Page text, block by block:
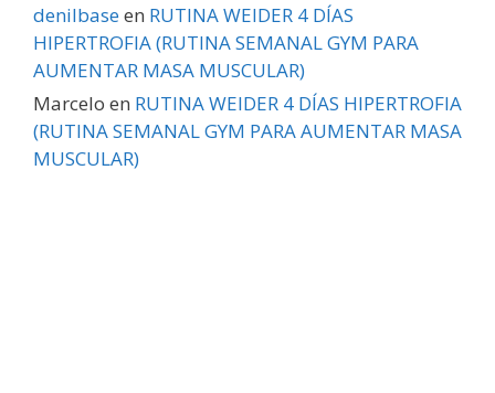
denilbaseen RUTINA WEIDER 4 DÍAS
HIPERTROFIA (RUTINA SEMANAL GYM PARA
AUMENTAR MASA MUSCULAR)
Marcelo en RUTINA WEIDER 4 DÍAS HIPERTROFIA
(RUTINA SEMANAL GYM PARA AUMENTAR MASA
MUSCULAR)